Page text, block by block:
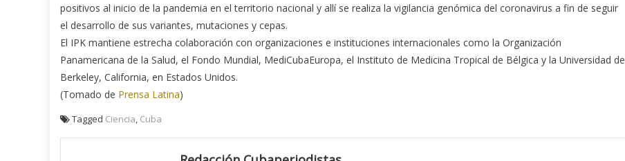
positivos al inicio de la pandemia en el territorio nacional y allí se realiza la vigilancia genómica del coronavirus a fin de seguir
el desarrollo de sus variantes, mutaciones y cepas.
El IPK mantiene estrecha colaboración con organizaciones e instituciones internacionales como la Organización
Panamericana de la Salud, el Fondo Mundial, MediCubaEuropa, el Instituto de Medicina Tropical de Bélgica y la Universidad de
Berkeley, California, en Estados Unidos.
(Tomado de Prensa Latina)
Tagged Ciencia, Cuba